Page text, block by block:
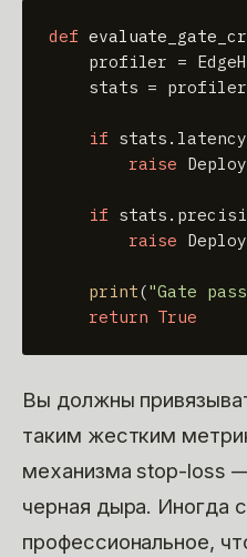
def
profiler =
stats =
if
raise
if
raise
print("Gate
return True
Вы должны
таким жестким
механизма stop-loss
черная дыра. Иногда
профессиональное,